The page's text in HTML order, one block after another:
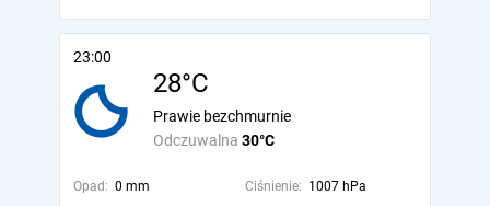
23:00
28°C
Odczuwalna 30°C
Prawie bezchmurnie
Opad: 0 mm Ciśnienie: 1007 hPa